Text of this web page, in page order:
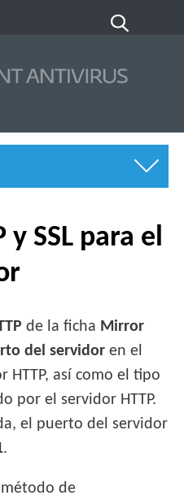
y SSL para el
de la ficha Mirror
del servidor en el
HTTP, así como el tipo
por el servidor HTTP.
el puerto del servidor
.
de